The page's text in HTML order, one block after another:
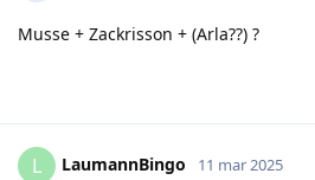
Musse + Zackrisson + (Arla??) ?
L LaumannBingo 11 mar 2025